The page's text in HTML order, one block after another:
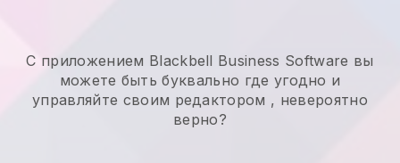
С приложением Blackbell Business Software вы
можете быть буквально где угодно и
управляйте своим редактором , невероятно
верно?